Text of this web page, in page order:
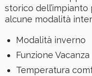
storico
alcune modalità
Modalità inverno
Funzione Vacanza
Temperatura